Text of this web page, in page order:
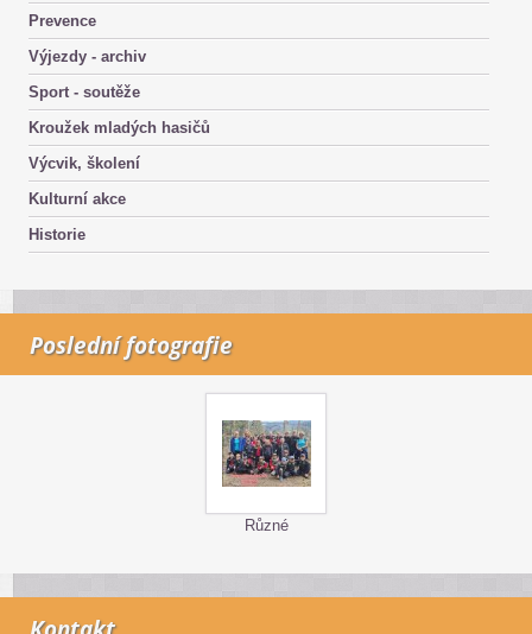
Prevence
Výjezdy - archiv
Sport - soutěže
Kroužek mladých hasičů
Výcvik, školení
Kulturní akce
Historie
Poslední fotografie
Různé